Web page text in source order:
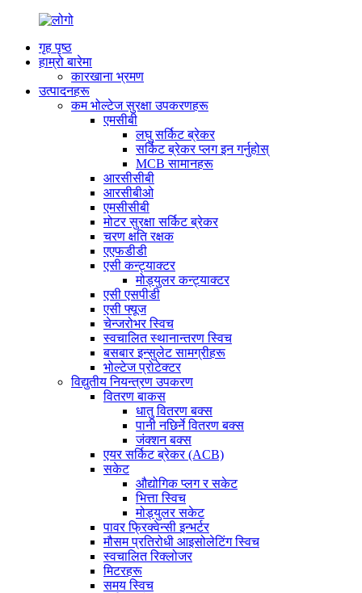
गृह पृष्ठ
हाम्रो बारेमा
कारखाना भ्रमण
उत्पादनहरू
कम भोल्टेज सुरक्षा उपकरणहरू
एमसीबी
लघु सर्किट ब्रेकर
सर्किट ब्रेकर प्लग इन गर्नुहोस्
MCB सामानहरू
आरसीसीबी
आरसीबीओ
एमसीसीबी
मोटर सुरक्षा सर्किट ब्रेकर
चरण क्षति रक्षक
एएफडीडी
एसी कन्ट्याक्टर
मोड्युलर कन्ट्याक्टर
एसी एसपीडी
एसी फ्यूज
चेन्जरोभर स्विच
स्वचालित स्थानान्तरण स्विच
बसबार इन्सुलेट सामग्रीहरू
भोल्टेज प्रोटेक्टर
विद्युतीय नियन्त्रण उपकरण
वितरण बाकस
धातु वितरण बक्स
पानी नछिर्ने वितरण बक्स
जंक्शन बक्स
एयर सर्किट ब्रेकर (ACB)
सकेट
औद्योगिक प्लग र सकेट
भित्ता स्विच
मोड्युलर सकेट
पावर फ्रिक्वेन्सी इन्भर्टर
मौसम प्रतिरोधी आइसोलेटिंग स्विच
स्वचालित रिक्लोजर
मिटरहरू
समय स्विच